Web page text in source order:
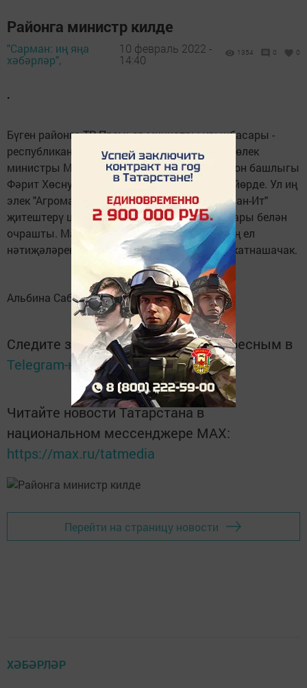
Районга министр килде
"Сарман: иң яңа
хәбәрләр",
10 февраль 2022 -
14:40
1354 0 0
.
Бүген районга ТР Премьер-министры урынбасары -
республиканың Авыл хуҗалыгы һәм азык-төлек
министры Марат Җәббаров килде. Аны район башлыгы
Фәрит Хөснуллин каршы алды һәм озатып йөрде. Ул иң
элек "Агромастер" предприятиесендә, "Сарман-Ит"
җитештерү цехында булды, район фермерлары белән
очрашты. Марат Азат улы район Советының ел
нәтиҗәләренә багышланган утырышында катнашачак.
Альбина Сабирова язмасы hәм фотолары
Следите за самым важным и интересным в
Telegram-каналеТатмедиа
Читайте новости Татарстана в
национальном мессенджере MАХ:
https://max.ru/tatmedia
Перейти на страницу новости
ХӘБӘРЛӘР